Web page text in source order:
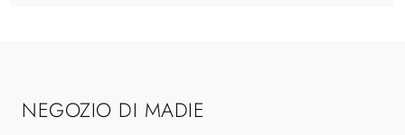
NEGOZIO DI MADIE